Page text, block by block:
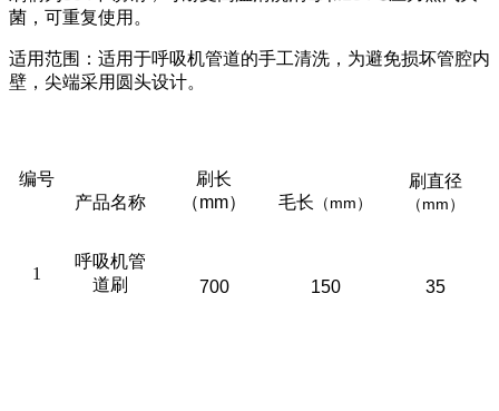
菌，可重复使用。
适用范围：适用于呼吸机管道的手工清洗，为避免损坏管腔内
壁，尖端采用圆头设计。
编号
产品名称
刷长
（mm）
毛长 （mm）
刷直径
（mm）
1
呼吸机管
道刷
700 150 35